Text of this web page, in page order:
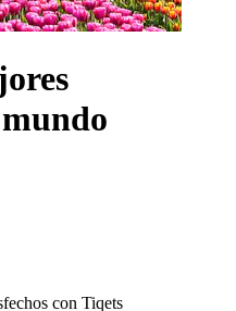
con Tiqets